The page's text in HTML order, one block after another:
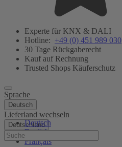
Experte für KNX & DALI
Hotline: +49 (0) 451 989 030
30 Tage Rückgaberecht
Kauf auf Rechnung
Trusted Shops Käuferschutz
Sprache
Deutsch
Deutsch
English
Français
Lieferland wechseln
Deutschland
Hilfe